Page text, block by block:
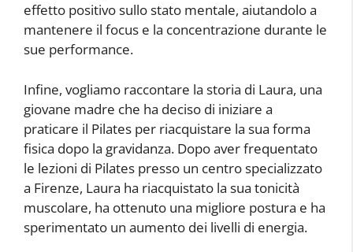
effetto positivo sullo stato mentale, aiutandolo a
mantenere il focus e la concentrazione durante le
sue performance.
Infine, vogliamo raccontare la storia di Laura, una
giovane madre che ha deciso di iniziare a
praticare il Pilates per riacquistare la sua forma
fisica dopo la gravidanza. Dopo aver frequentato
le lezioni di Pilates presso un centro specializzato
a Firenze, Laura ha riacquistato la sua tonicità
muscolare, ha ottenuto una migliore postura e ha
sperimentato un aumento dei livelli di energia.